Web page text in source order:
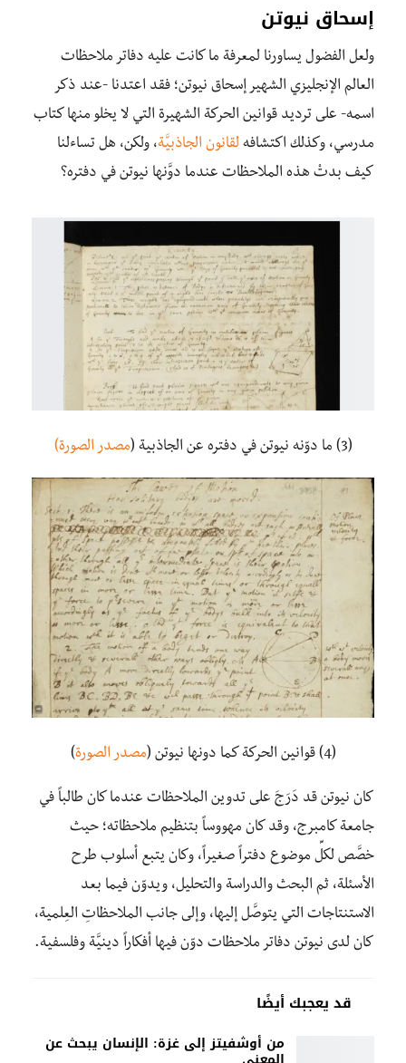
إسحاق نيوتن
ولعل الفضول يساورنا لمعرفة ما كانت عليه دفاتر ملاحظات
العالم الإنجليزي الشهير إسحاق نيوتن؛ فقد اعتدنا -عند ذكر
اسمه- على ترديد قوانين الحركة الشهيرة التي لا يخلو منها كتاب
مدرسي، وكذلك اكتشافه لقانون الجاذبيَّة، ولكن، هل تساءلنا
كيف بدتْ هذه الملاحظات عندما دوَّنها نيوتن في دفتره؟
(3) ما دوّنه نيوتن في دفتره عن الجاذبية ( مصدر الصورة)
(4) قوانين الحركة كما دونها نيوتن ( مصدر الصورة)
كان نيوتن قد دَرَجَ على تدوين الملاحظات عندما كان طالباً في
جامعة كامبرج، وقد كان مهووساً بتنظيم ملاحظاته؛ حيث
خصَّص لكلِّ موضوع دفتراً صغيراً، وكان يتبع أسلوب طرح
الأسئلة، ثم البحث والدراسة والتحليل، ويدوّن فيما بعد
الاستنتاجات التي يتوصَّل إليها، وإلى جانب الملاحظاتِ العِلمية،
كان لدى نيوتن دفاتر ملاحظات دوّن فيها أفكاراً دينيَّة وفلسفية.
قد يعجبك أيضًا
من أوشفيتز إلى غزة: الإنسان يبحث عن